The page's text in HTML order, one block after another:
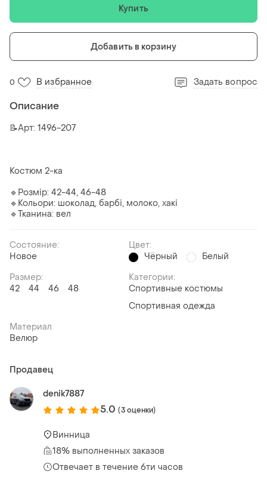
Купить
Добавить в корзину
0 В избранное Задать вопрос
Описание
📝Арт: 1496-207
Костюм 2-ка
🔹Розмір: 42-44, 46-48
🔹Кольори: шоколад, барбі, молоко, хакі
🔹Тканина: вел
Состояние:
Новое
Цвет:
Чёрный
Белый
Размер:
42
44 46 48
Категории:
Спортивные костюмы
Спортивная одежда
Материал
Велюр
Продавец
denik7887
5.0 (3 оценки)
Винница
18% выполненных заказов
Отвечает в течение 6ти часов